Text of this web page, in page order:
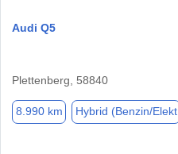
Audi Q5
Plettenberg, 58840
8.990 km Hybrid (Benzin/Elekt